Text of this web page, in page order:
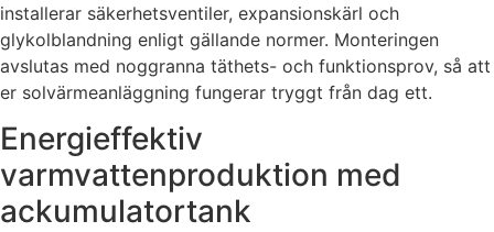
installerar säkerhetsventiler, expansionskärl och
glykolblandning enligt gällande normer. Monteringen
avslutas med noggranna täthets- och funktionsprov, så att
er solvärmeanläggning fungerar tryggt från dag ett.
Energieffektiv
varmvattenproduktion med
ackumulatortank